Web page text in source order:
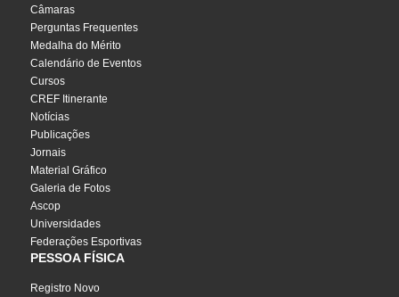
Câmaras
Perguntas Frequentes
Medalha do Mérito
Calendário de Eventos
Cursos
CREF Itinerante
Notícias
Publicações
Jornais
Material Gráfico
Galeria de Fotos
Ascop
Universidades
Federações Esportivas
PESSOA FÍSICA
Registro Novo